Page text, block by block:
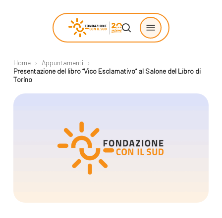
content
search
Menu
Home › Appuntamenti ›
Presentazione del libro “Vico Esclamativo” al Salone del Libro di
TorinoChi siamo
La nostra missione
Il nostro modello
La governance
Progetti
sostenuti
Progetti